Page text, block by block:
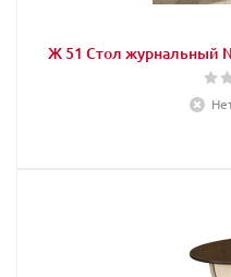
Ж 51 Стол журнальный